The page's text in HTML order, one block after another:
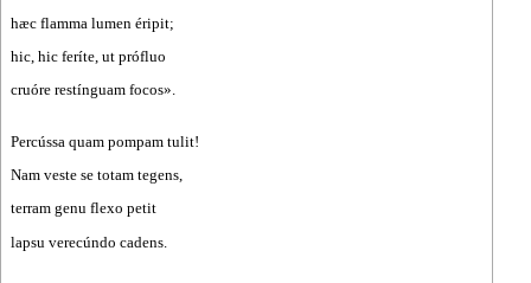
hæc flamma lumen éripit;
hic, hic feríte, ut prófluo
cruóre restínguam focos».
Percússa quam pompam tulit!
Nam veste se totam tegens,
terram genu flexo petit
lapsu verecúndo cadens.